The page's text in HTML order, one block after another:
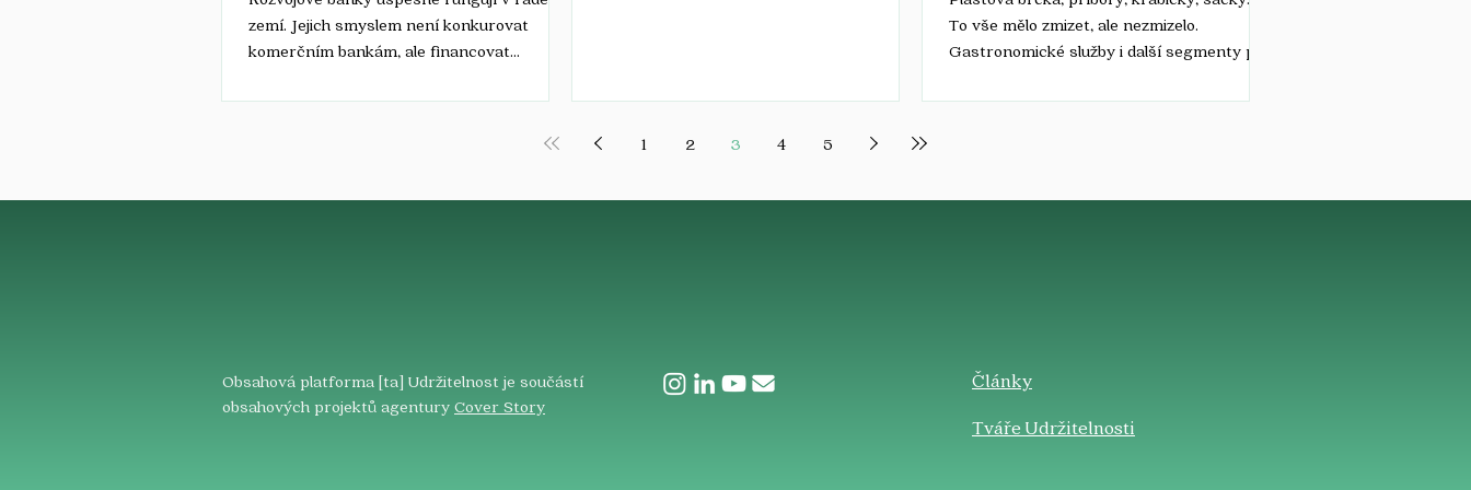
zemí. Jejich smyslem není konkurovat
komerčním bankám, ale financovat
strategických investic a hospodářské
kterou v rámci Euro Business Breakfast
Perla. Lukáš Ferkl je předseda správní rady
To vše mělo zmizet, ale nezmizelo.
Gastronomické služby i další segmenty po
roce 2021 zakázány a oficiálně vyřazeny z
1 2 3 4 5
​Články
Tváře Udržitelnosti
Obsahová platforma [ta] Udržitelnost je součástí
obsahových projektů agentury Cover Story